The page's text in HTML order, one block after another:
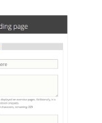
الصورة